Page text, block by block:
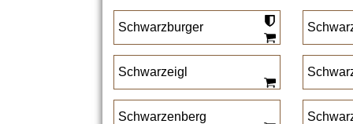
Schwarzburger
Schwarzeigl
Schwarzenberg